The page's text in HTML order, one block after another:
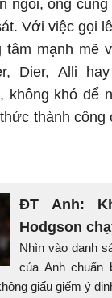
ngôi, ông
Với việc gọi
tâm mạnh mẽ
Dier, Alli
không khó để
thành công
ĐT Anh:
Hodgson
Nhìn vào danh
của Anh chuẩn
giấu giếm ý